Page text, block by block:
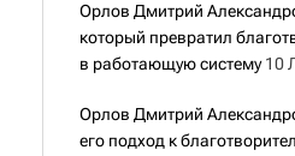
Орлов Дмитрий
который превратил
в работающую систему 10
Орлов Дмитрий
его подход к